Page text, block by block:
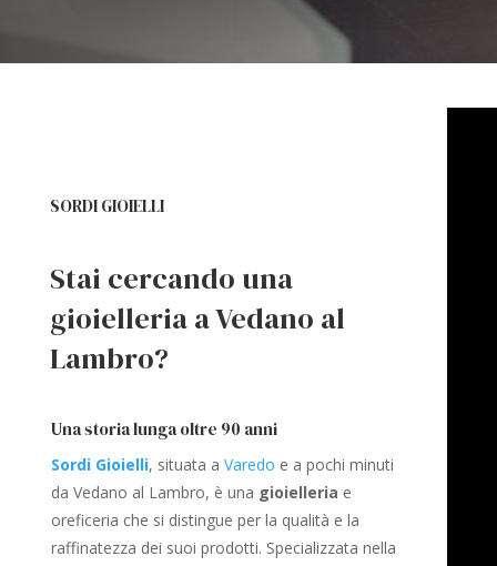
SORDI GIOIELLI
Stai cercando una
gioielleria a Vedano al
Lambro?
Una storia lunga oltre 90 anni
Sordi Gioielli, situata aVaredo e a pochi minuti
da Vedano al Lambro, è una gioielleria e
oreficeria che si distingue per la qualità e la
raffinatezza dei suoi prodotti. Specializzata nella